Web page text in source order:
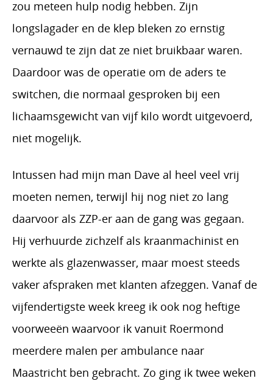
zou meteen hulp nodig hebben. Zijn
longslagader en de klep bleken zo ernstig
vernauwd te zijn dat ze niet bruikbaar waren.
Daardoor was de operatie om de aders te
switchen, die normaal gesproken bij een
lichaamsgewicht van vijf kilo wordt uitgevoerd,
niet mogelijk.
Intussen had mijn man Dave al heel veel vrij
moeten nemen, terwijl hij nog niet zo lang
daarvoor als ZZP-er aan de gang was gegaan.
Hij verhuurde zichzelf als kraanmachinist en
werkte als glazenwasser, maar moest steeds
vaker afspraken met klanten afzeggen. Vanaf de
vijfendertigste week kreeg ik ook nog heftige
voorweeën waarvoor ik vanuit Roermond
meerdere malen per ambulance naar
Maastricht ben gebracht. Zo ging ik twee weken